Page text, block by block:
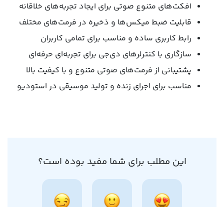
افکت‌های متنوع صوتی برای ایجاد تجربه‌های خلاقانه
قابلیت ضبط میکس‌ها و ذخیره در فرمت‌های مختلف
رابط کاربری ساده و مناسب برای تمامی کاربران
سازگاری با کنترلرهای دی‌جی برای تجربه‌ای حرفه‌ای
پشتیبانی از فرمت‌های صوتی متنوع و با کیفیت بالا
مناسب برای اجرای زنده و تولید موسیقی در استودیو
این مطلب برای شما مفید بوده است؟